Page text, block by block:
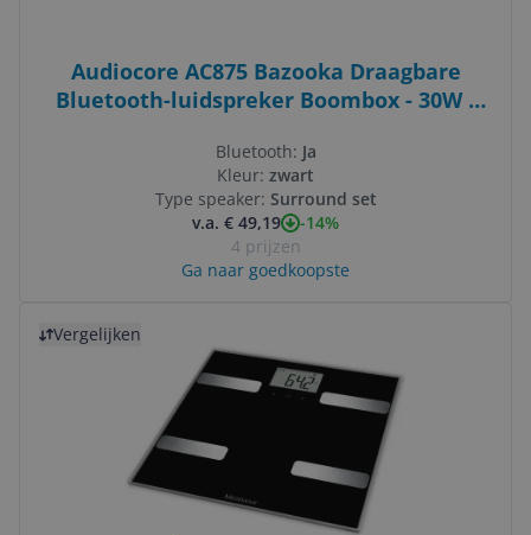
Audiocore AC875 Bazooka Draagbare
Bluetooth-luidspreker Boombox - 30W -
Bluetooth: Ja
Kleur: zwart
Type speaker: Surround set
v.a. € 49,19
-14%
4 prijzen
Ga naar goedkoopste
Vergelijken